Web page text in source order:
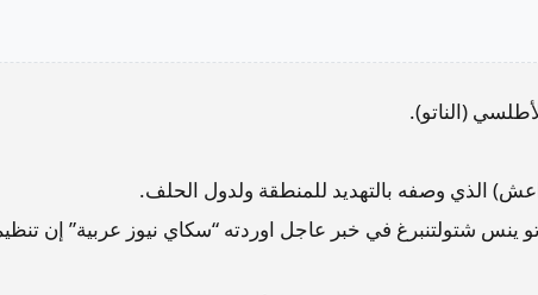
(الناتو).
الذي وصفه بالتهديد للمنطقة ولدول الحلف.
ينس شتولتنبرغ في خبر عاجل اوردته “سكاي نيوز عربية” إن